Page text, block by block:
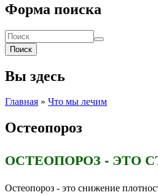
Форма поиска
Поиск
Вы здесь
Главная » Что мы лечим
Остеопороз
ОСТЕОПОРОЗ - ЭТО
Остеопороз - это снижение